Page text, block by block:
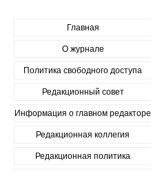
Главная
О журнале
Политика свободного доступа
Редакционный совет
Информация о главном редакторе
Редакционная коллегия
Редакционная политика